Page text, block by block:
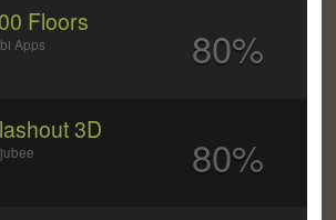
Floors
Apps 80%
3D
80%